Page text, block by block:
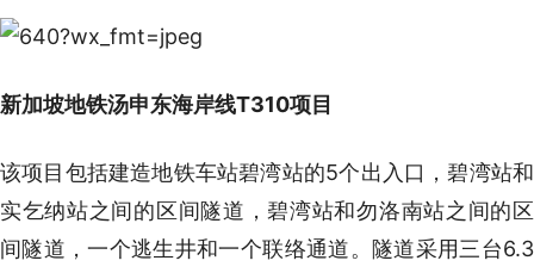
新加坡地铁汤申东海岸线T310项目
该项目包括建造地铁车站碧湾站的5个出入口，碧湾站和
实乞纳站之间的区间隧道，碧湾站和勿洛南站之间的区
间隧道，一个逃生井和一个联络通道。隧道采用三台6.3